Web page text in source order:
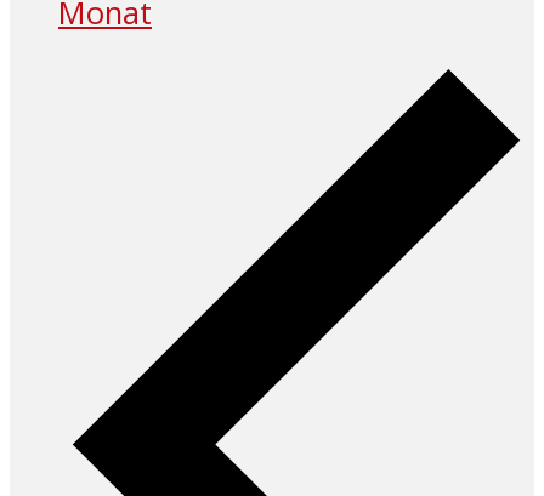
Monat